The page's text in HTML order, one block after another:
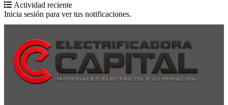
Actividad reciente
Inicia sesión para ver tus notificaciones.